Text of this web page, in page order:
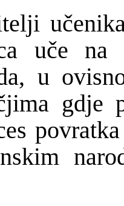
uče
u
gdje